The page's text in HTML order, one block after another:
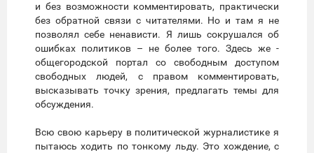
и без возможности комментировать, практически
без обратной связи с читателями. Но и там я не
позволял себе ненависти. Я лишь сокрушался об
ошибках политиков – не более того. Здесь же -
общегородской портал со свободным доступом
свободных людей, с правом комментировать,
высказывать точку зрения, предлагать темы для
обсуждения.
Всю свою карьеру в политической журналистике я
пытаюсь ходить по тонкому льду. Это хождение, с